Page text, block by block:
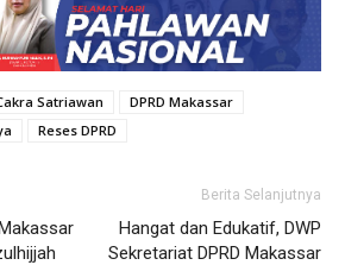
Satriawan
DPRD Makassar
Reses DPRD
Berita Selanjutnya
Hangat dan Edukatif, DWP
Sekretariat DPRD Makassar